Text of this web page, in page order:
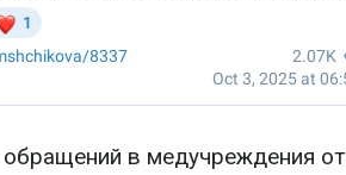
в медучреждения от